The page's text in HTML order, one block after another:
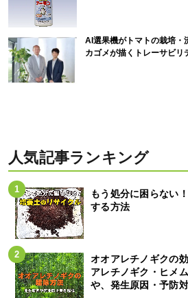
AI選果機がトマトの栽培・
カゴメが描くトレーサビリ
人気記事ランキング
もう処分に困らない
する方法
オオアレチノギクの
アレチノギク・ヒメ
や、発生原因・予防